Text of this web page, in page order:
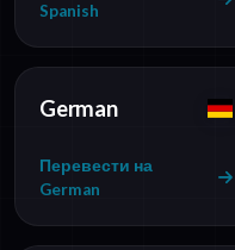
Spanish
German
Перевести на
German